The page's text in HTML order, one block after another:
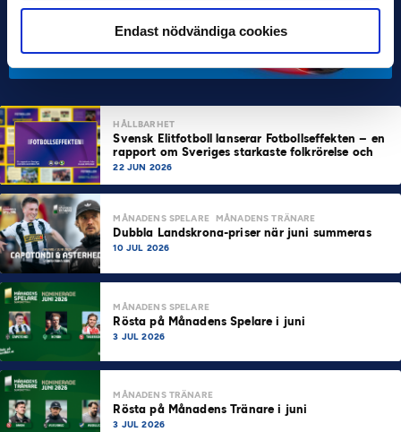
Endast nödvändiga cookies
HÅLLBARHET
Svensk Elitfotboll lanserar Fotbollseffekten – en
rapport om Sveriges starkaste folkrörelse och
samhällskraft
22 JUN 2026
MÅNADENS SPELARE MÅNADENS TRÄNARE
Dubbla Landskrona-priser när juni summeras
10 JUL 2026
MÅNADENS SPELARE
Rösta på Månadens Spelare i juni
3 JUL 2026
MÅNADENS TRÄNARE
Rösta på Månadens Tränare i juni
3 JUL 2026